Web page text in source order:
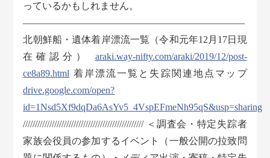
っているかもしれません。
———————————————————————
北朝鮮船・遺体着岸漂流一覧（令和元年12月17日現
在確認分） araki.way-nifty.com/araki/2019/12/post-
ce8a89.html 着岸漂流一覧と失踪関連地点マップ
drive.google.com/open?
id=1Nsd5Xf9dqDa6AsYv5_4VspEFmeNh95qS&usp=sharing
////////////////////////////////////////////////// ＜調査会・特定失踪者
家族会役員の参加するイベント（一般公開の拉致問